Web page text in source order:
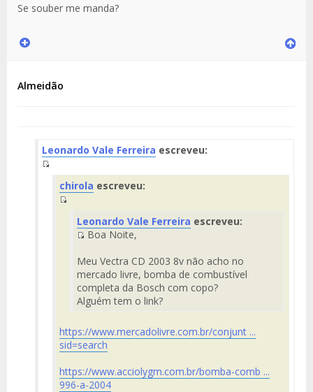
Se souber me manda?
Almeidão
Leonardo Vale Ferreira escreveu:
Fuente
del
Mensaje
chirola escreveu:
del
Mensaje
Leonardo Vale Ferreira escreveu:
del
Mensaje
Boa Noite,
Meu Vectra CD 2003 8v não acho no
mercado livre, bomba de combustível
completa da Bosch com copo?
Alguém tem o link?
https://www.mercadolivre.com.br/conjunt ...
sid=search
https://www.acciolygm.com.br/bomba-comb ...
996-a-2004